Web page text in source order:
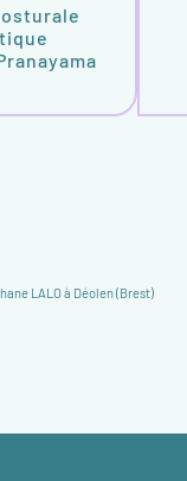
LALO à Déolen (Brest)